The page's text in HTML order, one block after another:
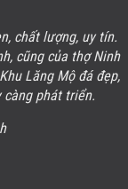
chất lượng, uy tín.
cũng của thợ Ninh
Lăng Mộ đáđẹp,
càng phát triển.